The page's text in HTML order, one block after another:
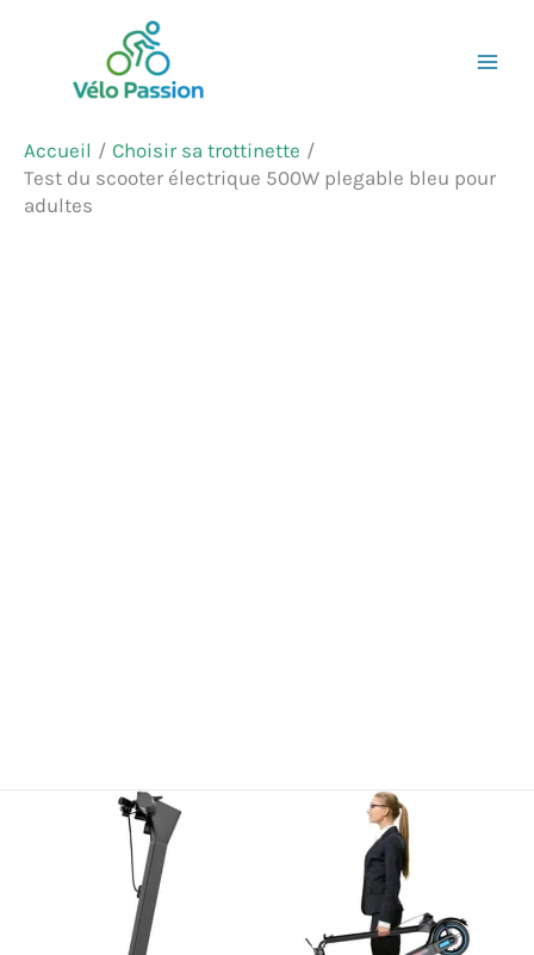
contenu
Accueil
Choisir sa trottinette
Test du scooter électrique 500W plegable bleu pour
adultes